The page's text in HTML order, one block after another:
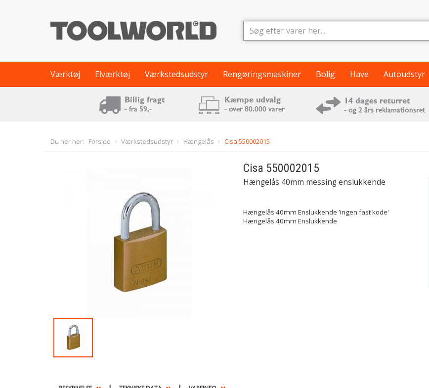
Værktøj Elværktøj Værkstedsudstyr Rengøringsmaskiner Bolig Have Autoudstyr
Du her her: Forside Værkstedsudstyr Hængelås Cisa 550002015
Cisa 550002015
Hængelås 40mm messing enslukkende
Hængelås 40mm Enslukkende 'ingen fast kode'
Hængelås 40mm Enslukkende